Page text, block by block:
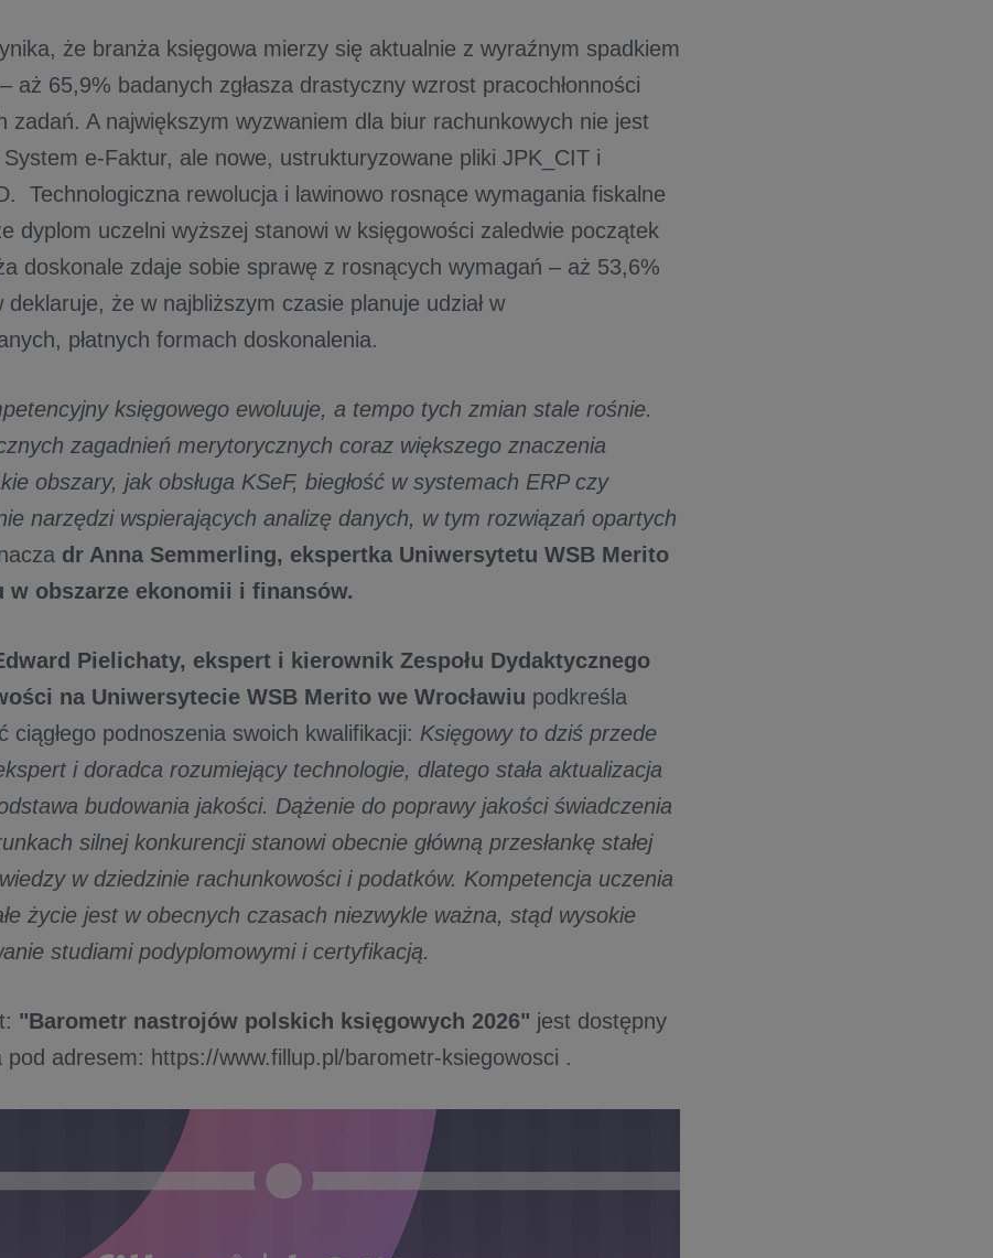
że branża księgowa mierzy się aktualnie z wyraźnym spadkiem
aż 65,9% badanych zgłasza drastyczny wzrost pracochłonności
zadań. A największym wyzwaniem dla biur rachunkowych nie jest
e-Faktur, ale nowe, ustrukturyzowane pliki JPK_CIT i
Technologiczna rewolucja i lawinowo rosnące wymagania fiskalne
dyplom uczelni wyższej stanowi w księgowości zaledwie początek
doskonale zdaje sobie sprawę z rosnących wymagań – aż 53,6%
deklaruje, że w najbliższym czasie planuje udział w
płatnych formach doskonalenia.
księgowego ewoluuje, a tempo tych zmian stale rośnie.
zagadnień merytorycznych coraz większego znaczenia
obszary, jak obsługa KSeF, biegłość w systemach ERP czy
narzędzi wspierających analizę danych, w tym rozwiązań opartych
dr Anna Semmerling, ekspertka Uniwersytetu WSB Merito
w obszarze ekonomii i finansów.
Pielichaty, ekspert i kierownik Zespołu Dydaktycznego
na Uniwersytecie WSB Merito we Wrocławiu podkreśla
ciągłego podnoszenia swoich kwalifikacji: Księgowy to dziś przede
i doradca rozumiejący technologie, dlatego stała aktualizacja
budowania jakości. Dążenie do poprawy jakości świadczenia
silnej konkurencji stanowi obecnie główną przesłankę stałej
w dziedzinie rachunkowości i podatków. Kompetencja uczenia
życie jest w obecnych czasach niezwykle ważna, stąd wysokie
studiami podyplomowymi i certyfikacją.
"Barometr nastrojów polskich księgowych 2026" jest dostępny
pod adresem: https://www.fillup.pl/barometr-ksiegowosci .